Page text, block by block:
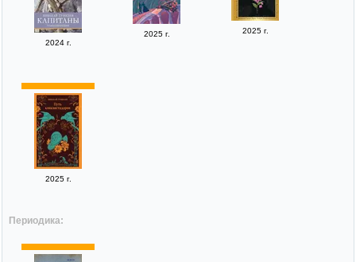
2024 г.
2025 г. 2025 г.
2025 г.
Периодика: